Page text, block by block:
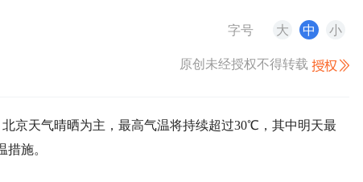
字号 大 中 小
原创未经授权不得转载
京天气晴晒为主，最高气温将持续超过30℃，其中明天最
施。